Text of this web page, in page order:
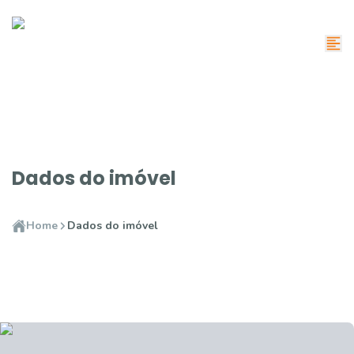
Dados do imóvel
Home Dados do imóvel